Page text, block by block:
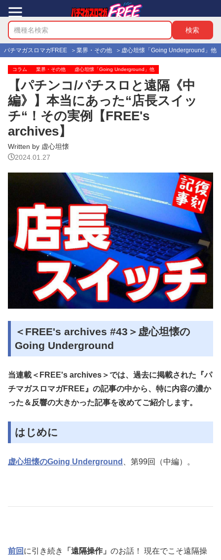
パチマガスロマガFREE 業界・その他 虚心坦懐「Going Underground」他
コラム 業界・その他 虚心坦懐「Going Underground」他
【パチンコ/パチスロと遠隔《中
編》】本当にあった“店長スイッ
チ“！その実例【FREE's
archives】
Written by 虚心坦懐
2024.01.27
＜FREE's archives #43＞虚心坦懐の
Going Underground
当連載＜FREE's archives＞では、過去に掲載された『パ
チマガスロマガFREE』の記事の中から、特に内容の濃か
った＆反響の大きかった記事を改めてご紹介します。
はじめに
虚心坦懐のGoing Underground 、第99回（中編）。
前回 に引き続き 「遠隔操作」 のお話！ 現在でこそ遠隔操